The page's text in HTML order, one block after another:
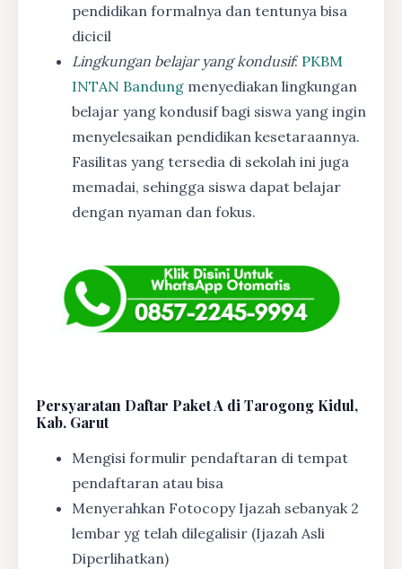
pendidikan formalnya dan tentunya bisa
dicicil
Lingkungan belajar yang kondusif: PKBM
INTAN Bandung menyediakan lingkungan
belajar yang kondusif bagi siswa yang ingin
menyelesaikan pendidikan kesetaraannya.
Fasilitas yang tersedia di sekolah ini juga
memadai, sehingga siswa dapat belajar
dengan nyaman dan fokus.
Persyaratan Daftar Paket A di Tarogong Kidul,
Kab. Garut
Mengisi formulir pendaftaran di tempat
pendaftaran atau bisa
Menyerahkan Fotocopy Ijazah sebanyak 2
lembar yg telah dilegalisir (Ijazah Asli
Diperlihatkan)